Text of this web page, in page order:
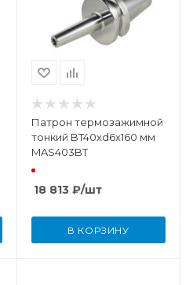
Патрон термозажимной
тонкий BT40xd6x160 мм
MAS403BT
18 813 ₽/шт
В КОРЗИНУ